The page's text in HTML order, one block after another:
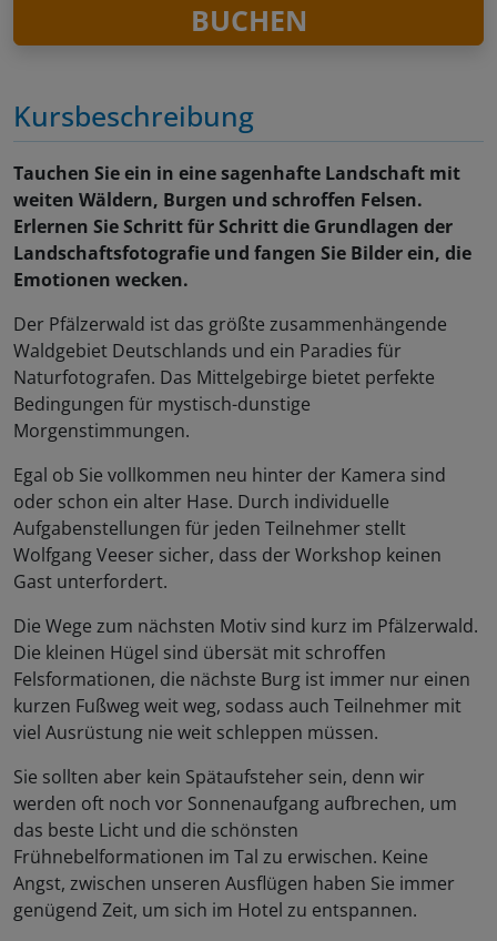
Kursbeschreibung
Tauchen Sie ein in eine sagenhafte Landschaft mit
weiten Wäldern, Burgen und schroffen Felsen.
Erlernen Sie Schritt für Schritt die Grundlagen der
Landschaftsfotografie und fangen Sie Bilder ein, die
Emotionen wecken.
Der Pfälzerwald ist das größte zusammenhängende
Waldgebiet Deutschlands und ein Paradies für
Naturfotografen. Das Mittelgebirge bietet perfekte
Bedingungen für mystisch-dunstige
Morgenstimmungen.
Egal ob Sie vollkommen neu hinter der Kamera sind
oder schon ein alter Hase. Durch individuelle
Aufgabenstellungen für jeden Teilnehmer stellt
Wolfgang Veeser sicher, dass der Workshop keinen
Gast unterfordert.
Die Wege zum nächsten Motiv sind kurz im Pfälzerwald.
Die kleinen Hügel sind übersät mit schroffen
Felsformationen, die nächste Burg ist immer nur einen
kurzen Fußweg weit weg, sodass auch Teilnehmer mit
viel Ausrüstung nie weit schleppen müssen.
Sie sollten aber kein Spätaufsteher sein, denn wir
werden oft noch vor Sonnenaufgang aufbrechen, um
das beste Licht und die schönsten
Frühnebelformationen im Tal zu erwischen. Keine
Angst, zwischen unseren Ausflügen haben Sie immer
genügend Zeit, um sich im Hotel zu entspannen.
BUCHEN